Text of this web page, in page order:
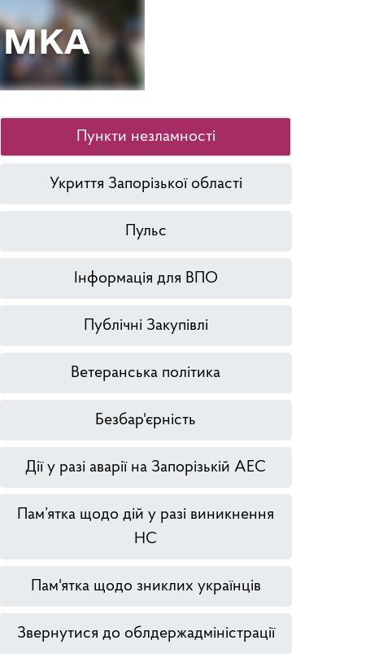
Пункти незламності
Укриття Запорізької області
Пульс
Інформація для ВПО
Публічні Закупівлі
Ветеранська політика
Безбар'єрність
Дії у разі аварії на Запорізькій АЕС
Пам’ятка щодо дій у разі виникнення
НС
Пам'ятка щодо зниклих українців
Звернутися до облдержадміністрації